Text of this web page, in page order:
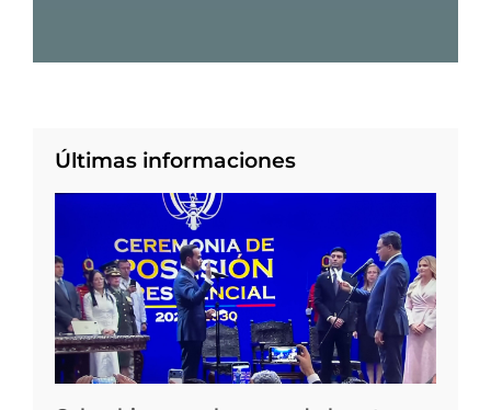
Últimas informaciones